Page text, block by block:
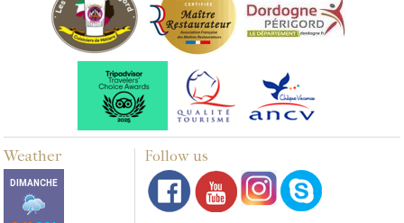
Weather Follow us